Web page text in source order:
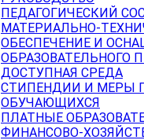
ПЕДАГОГИЧЕСКИЙ
МАТЕРИАЛЬНО-
ОБЕСПЕЧЕНИЕ И
ОБРАЗОВАТЕЛЬНОГО
ДОСТУПНАЯ СРЕДА
СТИПЕНДИИ И МЕРЫ
ОБУЧАЮЩИХСЯ
ПЛАТНЫЕ
ФИНАНСОВО-